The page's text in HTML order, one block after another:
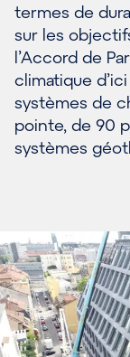
termes de
sur les
l’Accord de
climatique
systèmes de
pointe, de 90
systèmes